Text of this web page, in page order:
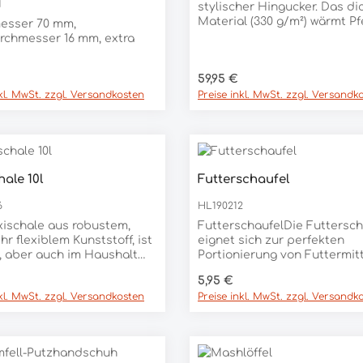
70 mm,
16 mm, extra
Preis:
MwSt. zzgl. Versandkosten
stylischer Hingucker. Das
Material (330 g/m²) wärmt
Fleecedecke Sölden ein
Allrounder. Die Streifen am
Regulärer Preis:
59,95 €
Preise inkl. MwSt. zzgl.
10l
aus robustem,
flexiblem Kunststoff, ist
aber auch im Haushalt
ist sie für die tägliche
und kann als
Made in
Preis:
MwSt. zzgl. Versandkosten
Futterschaufel
HL190212
FutterschaufelDie
eignet sich zur perfekten
Portionierung von
die Schaufel eine extrem
Nutzungsdauer und kann
eine bequeme
lebensmittelechtem
Regulärer Preis:
5,95 €
Preise inkl. MwSt. zzgl.